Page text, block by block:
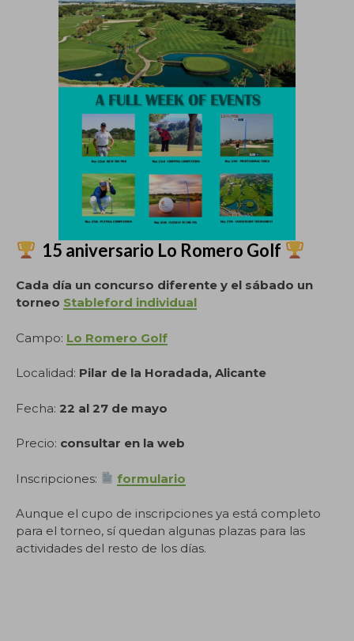
15 aniversario Lo Romero Golf
Cada día un concurso diferente y el sábado un
torneo Stableford individual
Campo: Lo Romero Golf
Localidad: Pilar de la Horadada, Alicante
Fecha: 22 al 27 de mayo
Precio: consultar en la web
Inscripciones: formulario
Aunque el cupo de inscripciones ya está completo
para el torneo, sí quedan algunas plazas para las
actividades del resto de los días.